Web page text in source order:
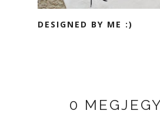
DESIGNED BY ME :)
0